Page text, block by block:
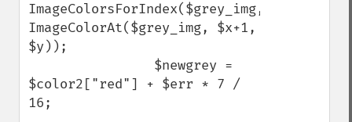
ImageColorsForIndex($grey_img,
ImageColorAt($grey_img, $x+1,
$y));
$color2["red"] + $err * 7 /
16;